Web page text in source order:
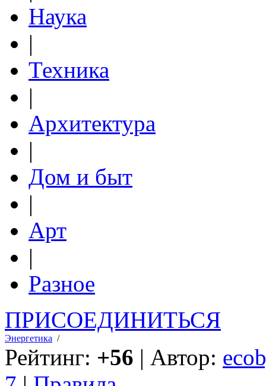
Наука
|
Техника
|
Архитектура
|
Дом и быт
|
Арт
|
Разное
ПРИСОЕДИНИТЬСЯ
Энергетика /
Рейтинг: +56 | Автор: